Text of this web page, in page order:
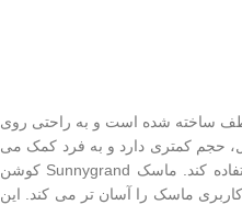
ساخته شده است و به راحتی روی
حجم کمتری دارد و به فرد کمک می
کند به راحتی از آن در زمان خواب استفاده کند. ماسک Sunnygrand کوشن
ماسک را آسان تر می کند. این